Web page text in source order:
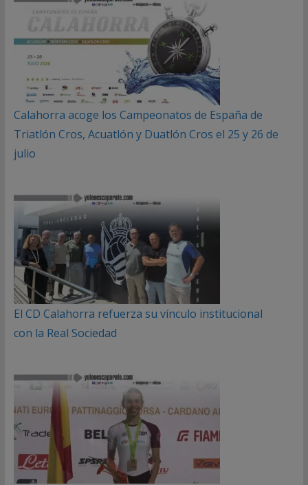
Calahorra acoge los Campeonatos de España de
Triatlón Cros, Acuatlón y Duatlón Cros el 25 y 26 de
julio
El CD Calahorra refuerza su vínculo institucional
con la Real Sociedad